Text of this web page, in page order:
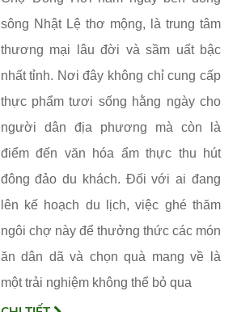
sông Nhật Lệ thơ mộng, là trung tâm
thương mại lâu đời và sầm uất bậc
nhất tỉnh. Nơi đây không chỉ cung cấp
thực phẩm tươi sống hằng ngày cho
người dân địa phương mà còn là
điểm đến văn hóa ẩm thực thu hút
đông đảo du khách. Đối với ai đang
lên kế hoạch du lịch, việc ghé thăm
ngôi chợ này để thưởng thức các món
ăn dân dã và chọn quà mang về là
một trải nghiệm không thể bỏ qua